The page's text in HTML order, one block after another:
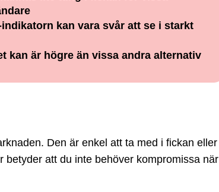
indikatorn kan vara svår att se i starkt
kan är högre än vissa andra alternativ
Den är enkel att ta med i fickan eller
att du inte behöver kompromissa när